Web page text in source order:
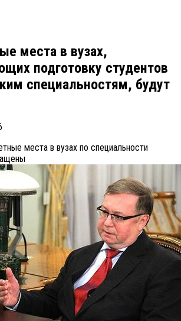
места в вузах,
подготовку студентов
специальностям, будут
места в вузах по специальности